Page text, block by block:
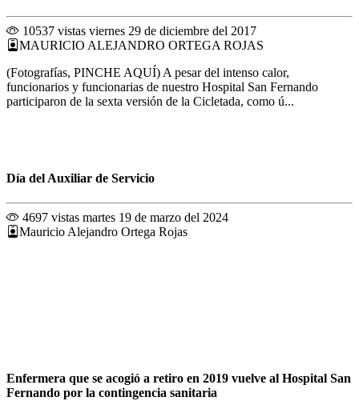
10537 vistas viernes 29 de diciembre del 2017
MAURICIO ALEJANDRO ORTEGA ROJAS
(Fotografías, PINCHE AQUÍ) A pesar del intenso calor,
funcionarios y funcionarias de nuestro Hospital San Fernando
participaron de la sexta versión de la Cicletada, como ú...
Día del Auxiliar de Servicio
4697 vistas martes 19 de marzo del 2024
Mauricio Alejandro Ortega Rojas
Enfermera que se acogió a retiro en 2019 vuelve al Hospital San
Fernando por la contingencia sanitaria